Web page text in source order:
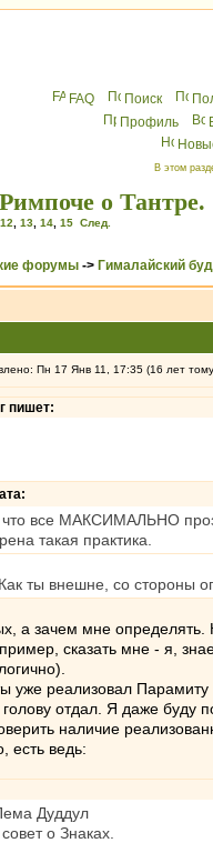
FAQ Поиск
Профиль
В этом
о Тантре.
12 13 14 15 След.
форумы -> Гималайский
Пн 17 Янв 11, 17:35 (16 лет
пишет:
что все МАКСИМАЛЬНО
такая практика.
ты внешне, со стороны
а зачем мне
сказать мне - я,
уже реализовал
отдал. Я даже буду
наличие
есть ведь:
Дуддул
о Знаках.